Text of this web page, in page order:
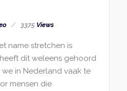
3375Views
name stretchen is
dit weleens gehoord
in Nederland vaak te
mensen die